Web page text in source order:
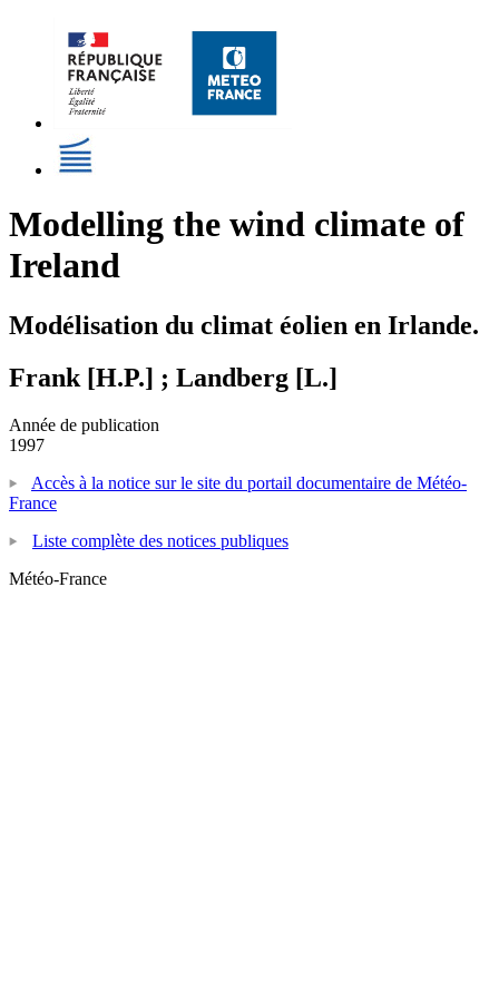
Modelling the wind climate of
Ireland
Modélisation du climat éolien en Irlande.
Frank [H.P.] ; Landberg [L.]
Année de publication
1997
Accès à la notice sur le site du portail documentaire de Météo-
France
Liste complète des notices publiques
Météo-France